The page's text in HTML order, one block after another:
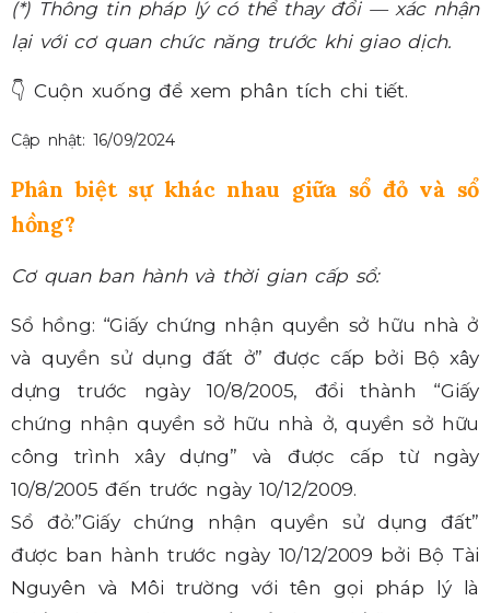
(*) Thông tin pháp lý có thể thay đổi — xác nhận
lại với cơ quan chức năng trước khi giao dịch.
👇 Cuộn xuống để xem phân tích chi tiết.
Cập nhật: 16/09/2024
Phân biệt sự khác nhau giữa sổ đỏ và sổ
hồng?
Cơ quan ban hành và thời gian cấp sổ:
Sổ hồng: “Giấy chứng nhận quyền sở hữu nhà ở
và quyền sử dụng đất ở” được cấp bởi Bộ xây
dựng trước ngày 10/8/2005, đổi thành “Giấy
chứng nhận quyền sở hữu nhà ở, quyền sở hữu
công trình xây dựng” và được cấp từ ngày
10/8/2005 đến trước ngày 10/12/2009.
Sổ đỏ:”Giấy chứng nhận quyền sử dụng đất”
được ban hành trước ngày 10/12/2009 bởi Bộ Tài
Nguyên và Môi trường với tên gọi pháp lý là